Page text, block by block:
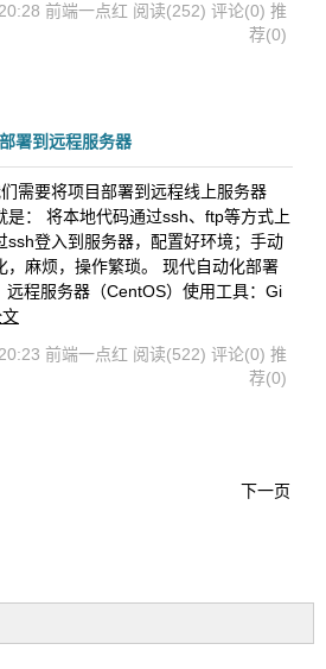
前端一点红 阅读(252) 评论(0) 推
荐(0)
署到远程服务器
需要将项目部署到远程线上服务器
是： 将本地代码通过ssh、ftp等方式上
ssh登入到服务器，配置好环境；手动
，麻烦，操作繁琐。 现代自动化部署
远程服务器（CentOS）使用工具：Gi
前端一点红 阅读(522) 评论(0) 推
荐(0)
下一页